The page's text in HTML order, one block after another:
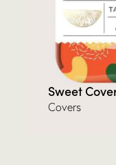
Sweet
Covers